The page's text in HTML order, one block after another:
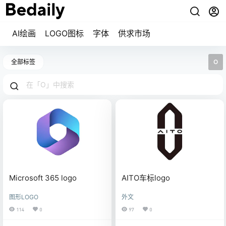
AI绘画 LOGO图标 字体 供求市场
全部标签 O
Microsoft 365 logo
图形LOGO
114 0
AITO车标logo
外文
97 0